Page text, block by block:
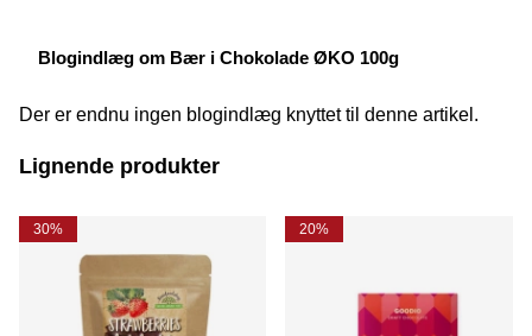
Blogindlæg om Bær i Chokolade ØKO 100g
Der er endnu ingen blogindlæg knyttet til denne artikel.
Lignende produkter
30% 20%